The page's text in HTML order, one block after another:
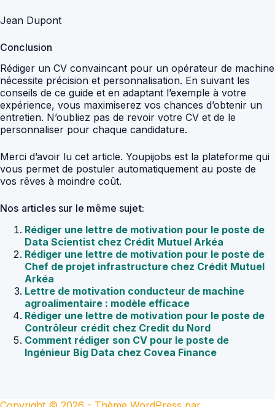
Jean Dupont
Conclusion
Rédiger un CV convaincant pour un opérateur de machine
nécessite précision et personnalisation. En suivant les
conseils de ce guide et en adaptant l’exemple à votre
expérience, vous maximiserez vos chances d’obtenir un
entretien. N’oubliez pas de revoir votre CV et de le
personnaliser pour chaque candidature.
Merci d’avoir lu cet article. Youpijobs est la plateforme qui
vous permet de postuler automatiquement au poste de
vos rêves à moindre coût.
Nos articles sur le même sujet:
Rédiger une lettre de motivation pour le poste de
Data Scientist chez Crédit Mutuel Arkéa
Rédiger une lettre de motivation pour le poste de
Chef de projet infrastructure chez Crédit Mutuel
Arkéa
Lettre de motivation conducteur de machine
agroalimentaire : modèle efficace
Rédiger une lettre de motivation pour le poste de
Contrôleur crédit chez Credit du Nord
Comment rédiger son CV pour le poste de
Ingénieur Big Data chez Covea Finance